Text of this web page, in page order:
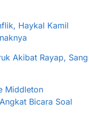
Haykal Kamil
Akibat Rayap, Sang
Middleton
Bicara Soal